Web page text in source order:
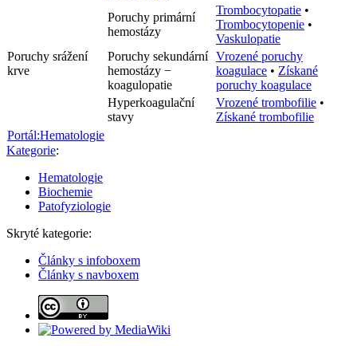
Poruchy srážení
krve
Poruchy primární
hemostázy
Trombocytopatie •
Trombocytopenie •
Vaskulopatie
Poruchy sekundární
hemostázy −
koagulopatie
Vrozené poruchy
koagulace • Získané
poruchy koagulace
Hyperkoagulační
stavy
Vrozené trombofilie •
Získané trombofilie
Portál:Hematologie
Kategorie:
Hematologie
Biochemie
Patofyziologie
Skryté kategorie:
Články s infoboxem
Články s navboxem